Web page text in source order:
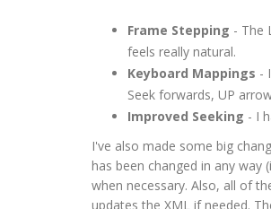
Frame Stepping - The
feels really natural.
Keyboard Mappings -
Seek forwards, UP
Improved Seeking - I
I've also made some big
has been changed in any way
when necessary. Also, all of
updates the XML if needed.